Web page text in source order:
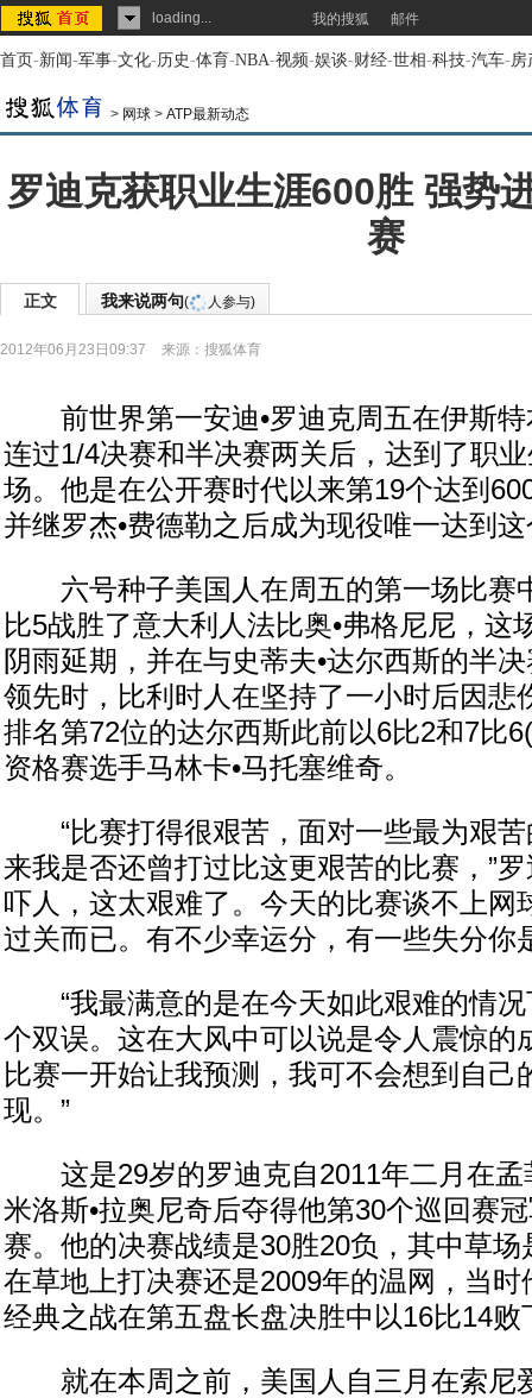
loading... 我的搜狐 邮件
首页-新闻-军事-文化-历史-体育-NBA-视频-娱谈-财经-世相-科技-汽车-房
> 网球 > ATP最新动态
罗迪克获职业生涯600胜 强势
赛
正文 我来说两句( 人参与)
2012年06月23日09:37 来源： 搜狐体育
前世界第一安迪•罗迪克周五在伊斯特
连过1/4决赛和半决赛两关后，达到了职
场。他是在公开赛时代以来第19个达到
并继罗杰•费德勒之后成为现役唯一达到
六号种子美国人在周五的第一场比赛
比5战胜了意大利人法比奥•弗格尼尼，这
阴雨延期，并在与史蒂夫•达尔西斯的半
领先时，比利时人在坚持了一小时后因悲
排名第72位的达尔西斯此前以6比2和7比
资格赛选手马林卡•马托塞维奇。
“比赛打得很艰苦，面对一些最为艰苦
来我是否还曾打过比这更艰苦的比赛，”
吓人，这太艰难了。今天的比赛谈不上网
过关而已。有不少幸运分，有一些失分你
“我最满意的是在今天如此艰难的情况
个双误。这在大风中可以说是令人震惊的
比赛一开始让我预测，我可不会想到自己
现。”
这是29岁的罗迪克自2011年二月在孟
米洛斯•拉奥尼奇后夺得他第30个巡回赛
赛。他的决赛战绩是30胜20负，其中草场
在草地上打决赛还是2009年的温网，当
经典之战在第五盘长盘决胜中以16比14败
就在本周之前，美国人自三月在索尼